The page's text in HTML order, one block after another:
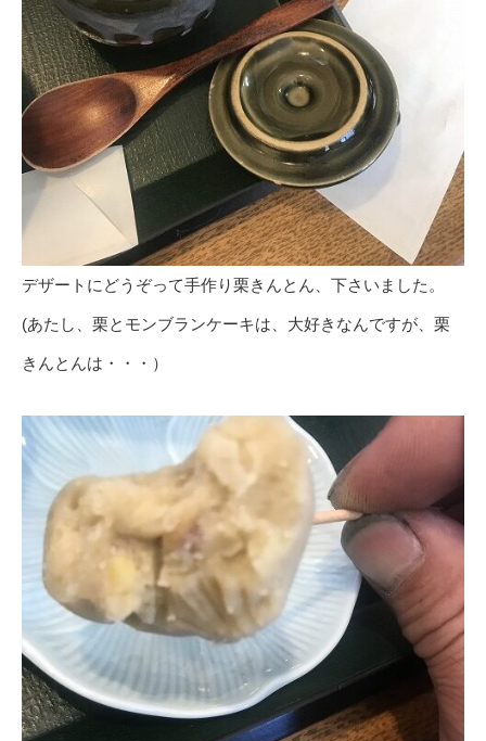
デザートにどうぞって手作り栗きんとん、下さいました。
(あたし、栗とモンブランケーキは、大好きなんですが、栗
きんとんは・・・）